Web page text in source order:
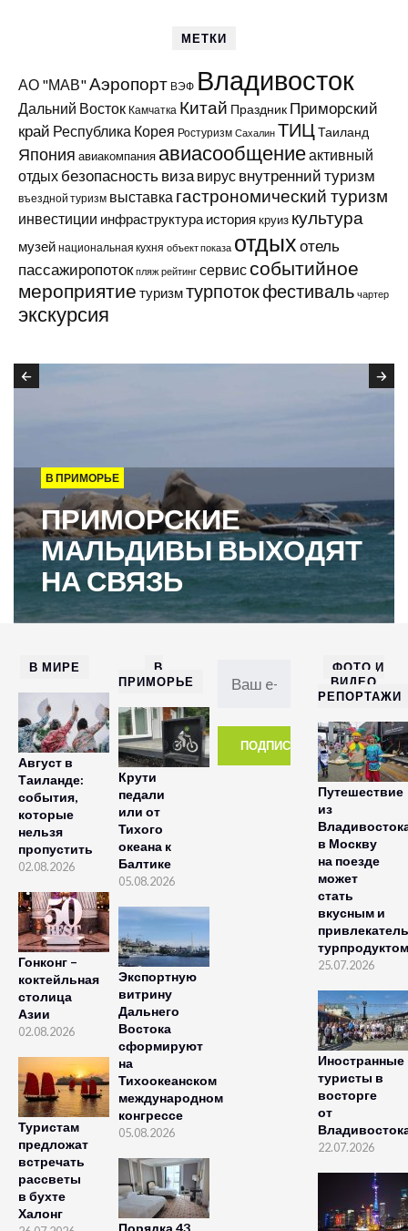
МЕТКИ
АО "МАВ"Аэропорт ВЭФ Владивосток
Дальний Восток Камчатка Китай Праздник Приморский
край Республика Корея Ростуризм Сахалин ТИЦ Таиланд
Япония авиакомпания авиасообщениеактивный
отдых безопасность виза вирус внутренний туризм
въездной туризм выставка гастрономический туризм
инвестиции инфраструктура история круиз культура
музей национальная кухня объект показа отдыхотель
пассажиропоток пляж рейтинг сервис событийное
мероприятие туризмтурпотокфестиваль чартер
экскурсия
В ПРИМОРЬЕ
ПРИМОРСКИЕ
МАЛЬДИВЫ ВЫХОДЯТ
НА СВЯЗЬ
В МИРЕ
Август в
Таиланде:
события,
которые
нельзя
пропустить
02.08.2026
Гонконг –
коктейльная
столица
Азии
02.08.2026
Туристам
предложат
встречать
рассветы
в бухте
Халонг
В
ПРИМОРЬЕ
Крути
педали
или от
Тихого
океана к
Балтике
05.08.2026
Экспортную
витрину
Дальнего
Востока
сформируют
на
Тихоокеанском
международном
конгрессе
05.08.2026
Порядка 43
ФОТО И
ВИДЕО
РЕПОРТАЖИ
Путешествие
из
в Москву
на поезде
может
стать
вкусным и
турпродуктом
25.07.2026
Иностранные
туристы в
восторге
от
22.07.2026